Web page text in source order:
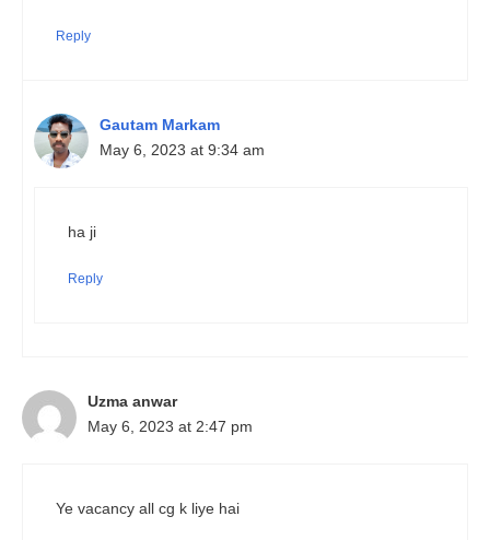
Reply
Gautam Markam
May 6, 2023 at 9:34 am
ha ji
Reply
Uzma anwar
May 6, 2023 at 2:47 pm
Ye vacancy all cg k liye hai